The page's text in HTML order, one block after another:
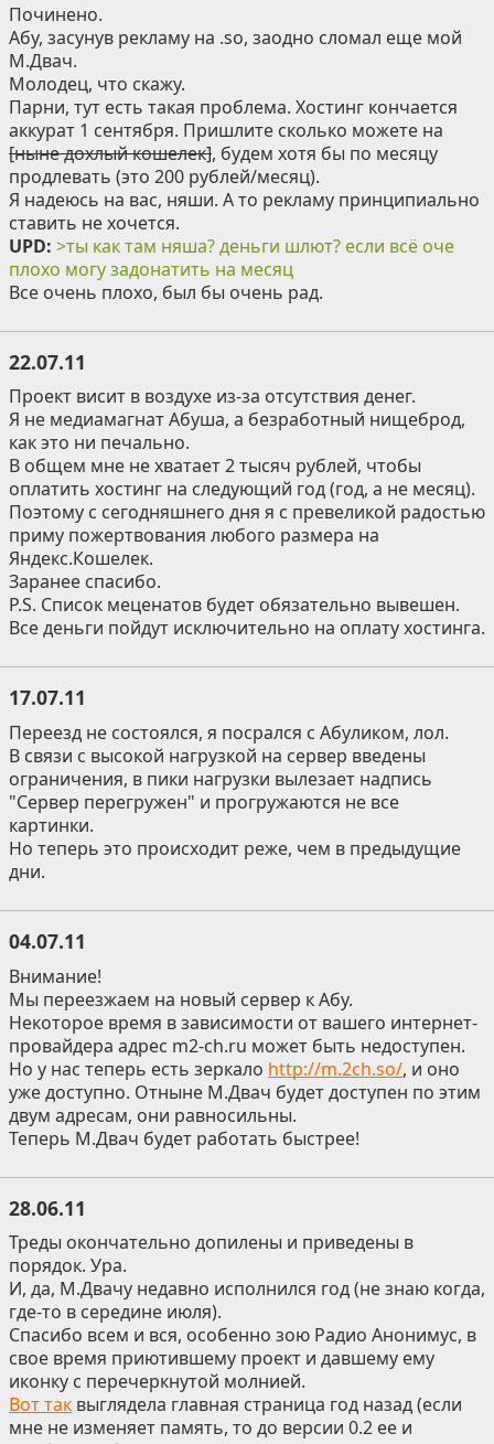
Починено.
Абу, засунув рекламу на .so, заодно сломал еще мой
М.Двач.
Молодец, что скажу.
Парни, тут есть такая проблема. Хостинг кончается
аккурат 1 сентября. Пришлите сколько можете на
[ныне дохлый кошелек], будем хотя бы по месяцу
продлевать (это 200 рублей/месяц).
Я надеюсь на вас, няши. А то рекламу принципиально
ставить не хочется.
UPD: >ты как там няша? деньги шлют? если всё оче
плохо могу задонатить на месяц
Все очень плохо, был бы очень рад.
22.07.11
Проект висит в воздухе из-за отсутствия денег.
Я не медиамагнат Абуша, а безработный нищеброд,
как это ни печально.
В общем мне не хватает 2 тысяч рублей, чтобы
оплатить хостинг на следующий год (год, а не месяц).
Поэтому с сегодняшнего дня я с превеликой радостью
приму пожертвования любого размера на
Яндекс.Кошелек.
Заранее спасибо.
P.S. Список меценатов будет обязательно вывешен.
Все деньги пойдут исключительно на оплату хостинга.
17.07.11
Переезд не состоялся, я посрался с Абуликом, лол.
В связи с высокой нагрузкой на сервер введены
ограничения, в пики нагрузки вылезает надпись
"Сервер перегружен" и прогружаются не все
картинки.
Но теперь это происходит реже, чем в предыдущие
дни.
04.07.11
Внимание!
Мы переезжаем на новый сервер к Абу.
Некоторое время в зависимости от вашего интернет-
провайдера адрес m2-ch.ru может быть недоступен.
Но у нас теперь есть зеркало http://m.2ch.so/, и оно
уже доступно. Отныне М.Двач будет доступен по этим
двум адресам, они равносильны.
Теперь М.Двач будет работать быстрее!
28.06.11
Треды окончательно допилены и приведены в
порядок. Ура.
И, да, М.Двачу недавно исполнился год (не знаю когда,
где-то в середине июля).
Спасибо всем и вся, особенно зою Радио Анонимус, в
свое время приютившему проект и давшему ему
иконку с перечеркнутой молнией.
Вот так выглядела главная страница год назад (если
мне не изменяет память, то до версии 0.2 ее и